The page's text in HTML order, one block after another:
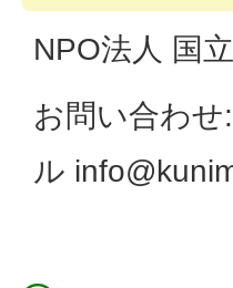
NPO法人 国
お問い合わ
ル